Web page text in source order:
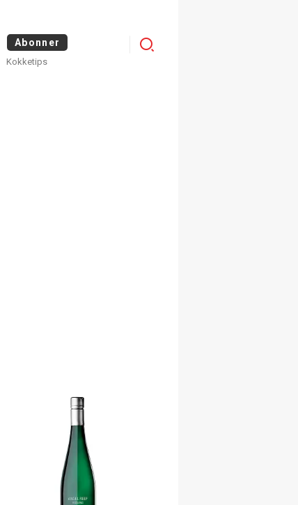
Abonner
Kokketips
Menu